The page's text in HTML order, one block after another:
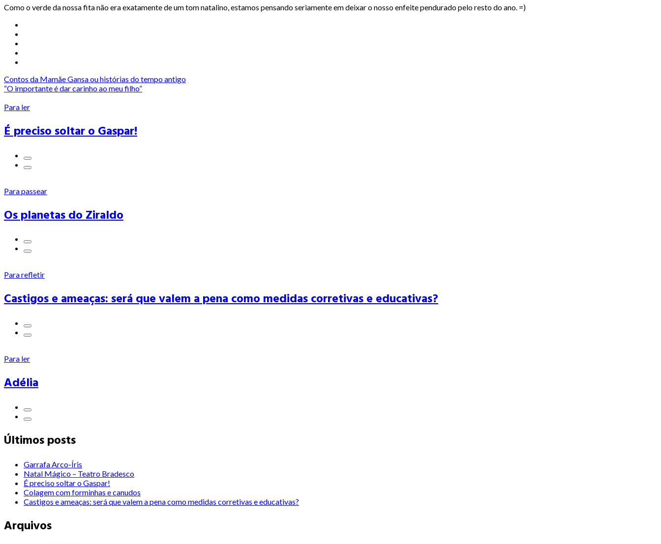
Como o verde da nossa fita não era exatamente de um tom natalino, estamos pensando seriamente em deixar o nosso enfeite pendurado pelo resto do ano. =)
Contos da Mamãe Gansa ou histórias do tempo antigo
“O importante é dar carinho ao meu filho”
Para ler
É preciso soltar o Gaspar!
Para passear
Os planetas do Ziraldo
Para refletir
Castigos e ameaças: será que valem a pena como medidas corretivas e educativas?
Para ler
Adélia
Últimos posts
Garrafa Arco-Íris
Natal Mágico – Teatro Bradesco
É preciso soltar o Gaspar!
Colagem com forminhas e canudos
Castigos e ameaças: será que valem a pena como medidas corretivas e educativas?
Arquivos